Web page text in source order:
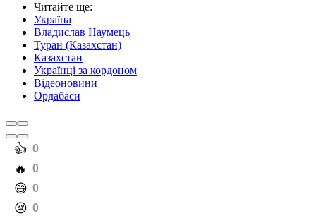
Читайте ще:
Україна
Владислав Наумець
Туран (Казахстан)
Казахстан
Українці за кордоном
Відеоновини
Ордабаси
️👍 0
️🔥 0
️😄 0
️😢 0